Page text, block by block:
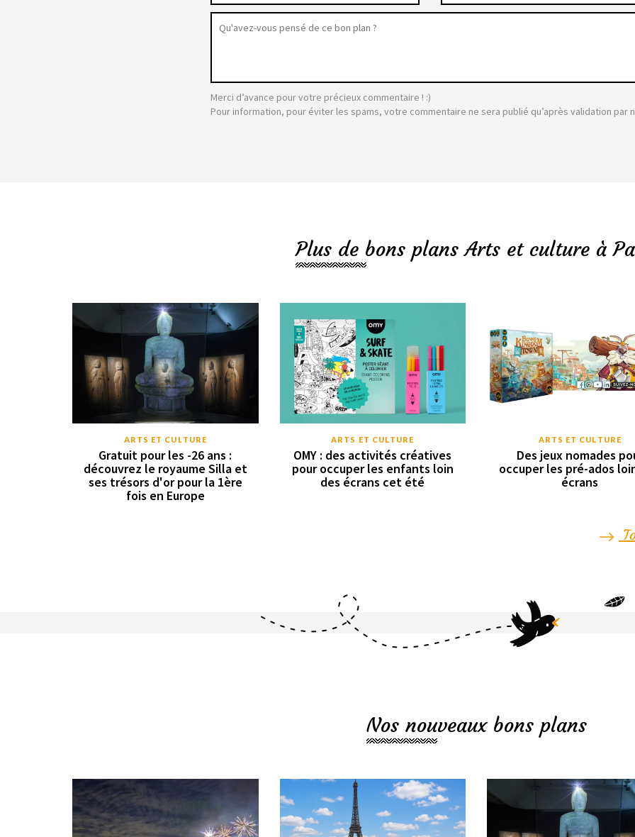
Merci d’avance pour votre précieux commentaire ! :)
Pour information, pour éviter les spams, votre commentaire ne sera publié qu’après validation par
Plus de bons plans Arts et culture à
ARTS ET CULTURE
Gratuit pour les -26 ans :
découvrez le royaume Silla et
ses trésors d'or pour la 1ère
fois en Europe
ARTS ET CULTURE
OMY : des activités créatives
pour occuper les enfants loin
des écrans cet été
ARTS ET CULTURE
Des jeux nomades
occuper les pré-ados
écrans
Nos nouveaux bons plans